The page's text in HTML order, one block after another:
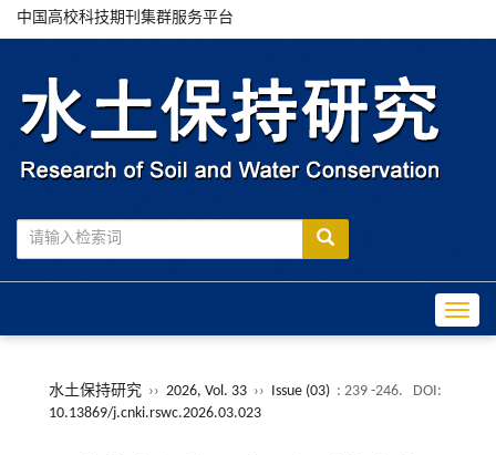
中国高校科技期刊集群服务平台
水土保持研究 ›› 2026, Vol. 33 ›› Issue (03) : 239 -246.
DOI:
10.13869/j.cnki.rswc.2026.03.023